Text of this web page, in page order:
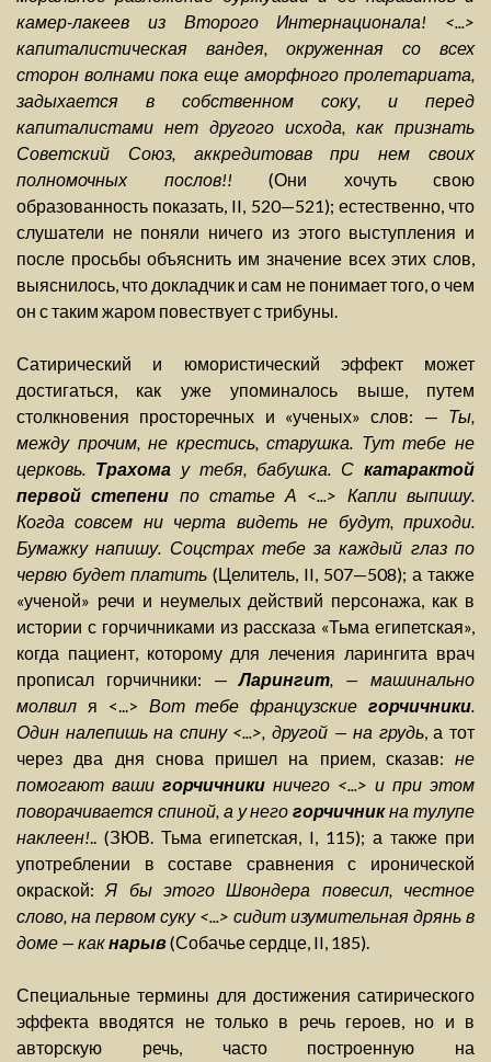
камер-лакеев из Второго Интернационала! <...>
капиталистическая вандея, окруженная со всех
сторон волнами пока еще аморфного пролетариата,
задыхается в собственном соку, и перед
капиталистами нет другого исхода, как признать
Советский Союз, аккредитовав при нем своих
полномочных послов!! (Они хочуть свою
образованность показать, II, 520—521); естественно, что
слушатели не поняли ничего из этого выступления и
после просьбы объяснить им значение всех этих слов,
выяснилось, что докладчик и сам не понимает того, о чем
он с таким жаром повествует с трибуны.
Сатирический и юмористический эффект может
достигаться, как уже упоминалось выше, путем
столкновения просторечных и «ученых» слов: — Ты,
между прочим, не крестись, старушка. Тут тебе не
церковь. Трахома у тебя, бабушка. С катарактой
первой степени по статье А <...> Капли выпишу.
Когда совсем ни черта видеть не будут, приходи.
Бумажку напишу. Соцстрах тебе за каждый глаз по
червю будет платить (Целитель, II, 507—508); а также
«ученой» речи и неумелых действий персонажа, как в
истории с горчичниками из рассказа «Тьма египетская»,
когда пациент, которому для лечения ларингита врач
прописал горчичники: —Ларингит, — машинально
молвил я <...> Вот тебе французские горчичники.
Один налепишь на спину <...>, другой — на грудь, а тот
через два дня снова пришел на прием, сказав: не
помогают ваши горчичники ничего <...> и при этом
поворачивается спиной, а у негогорчичникна тулупе
наклеен!.. (ЗЮВ. Тьма египетская, I, 115); а также при
употреблении в составе сравнения с иронической
окраской:Я бы этого Швондера повесил, честное
слово, на первом суку <...> сидит изумительная дрянь в
доме — какнарыв(Собачье сердце, II, 185).
Специальные термины для достижения сатирического
эффекта вводятся не только в речь героев, но и в
авторскую речь, часто построенную на